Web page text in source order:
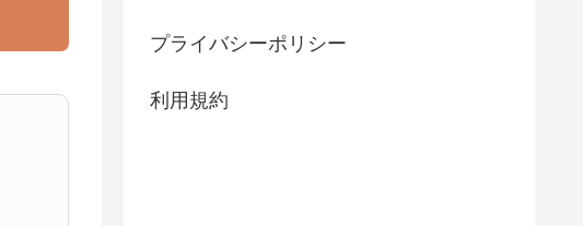
プライバシーポリシー
利用規約